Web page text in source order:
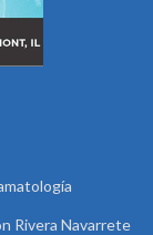
Rivera Navarrete